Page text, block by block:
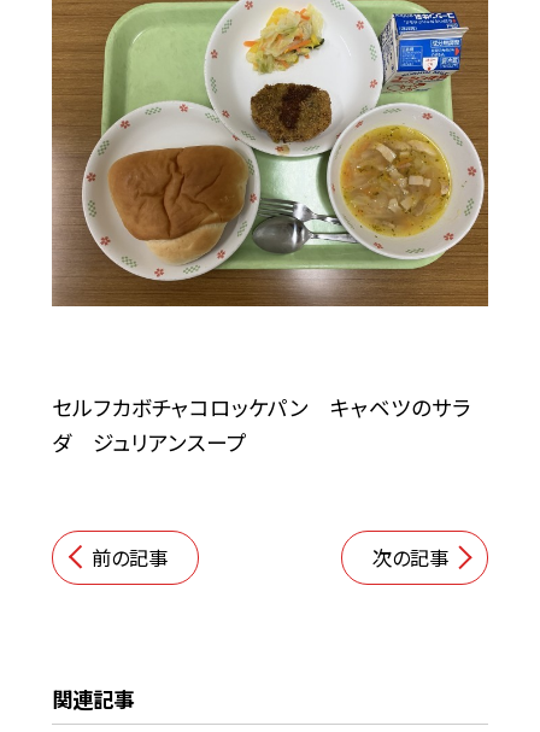
セルフカボチャコロッケパン キャベツのサラ
ダ ジュリアンスープ
前の記事 次の記事
関連記事